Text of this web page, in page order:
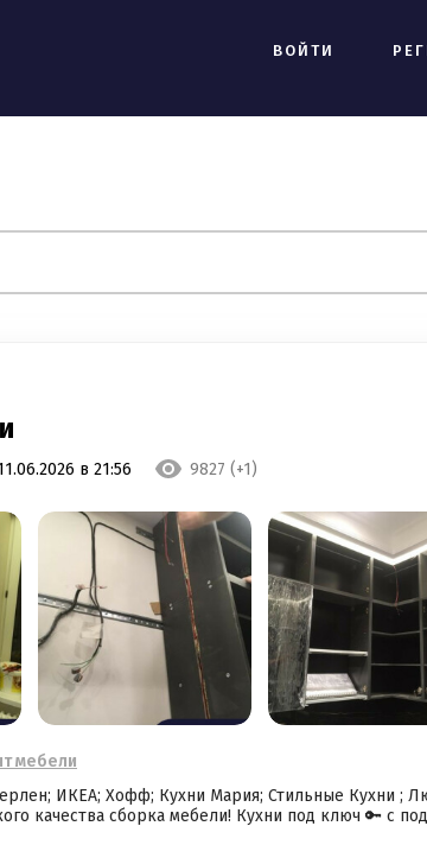
ВОЙТИ
в 21:56 9827 (+1)
мебели
ИКЕА; Хофф; Кухни Мария; Стильные Кухни ;
качества сборка мебели! Кухни под ключ 🔑 с